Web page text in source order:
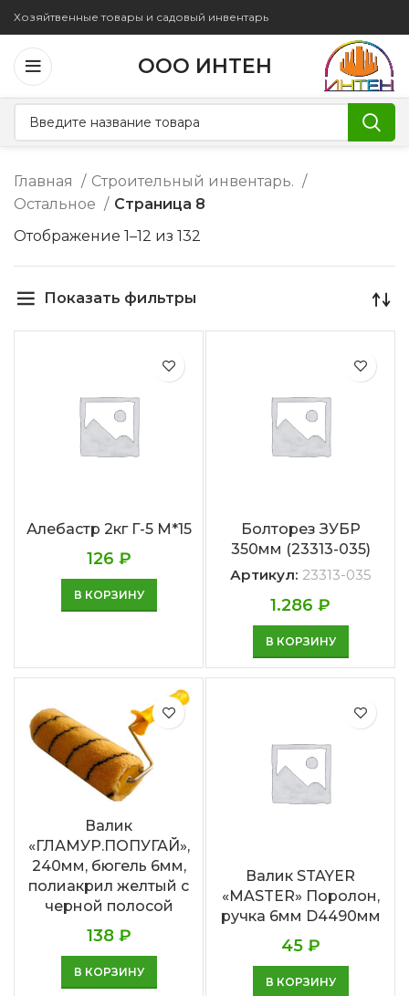
Хозяйтвенные товары и садовый инвентарь
ООО ИНТЕН
Главная
Строительный инвентарь.
Остальное
Страница 8
Отображение 1–12 из 132
Показать фильтры
Алебастр 2кг Г-5 М*15
126 ₽
В КОРЗИНУ
Болторез ЗУБР
350мм (23313-035)
Артикул: 23313-035
1.286 ₽
В КОРЗИНУ
Валик
«ГЛАМУР.ПОПУГАЙ»,
240мм, бюгель 6мм,
полиакрил желтый с
черной полосой
138 ₽
В КОРЗИНУ
Валик STAYER
«MASTER» Поролон,
ручка 6мм D4490мм
45 ₽
В КОРЗИНУ